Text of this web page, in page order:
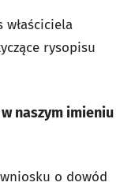
rysopisu
naszym imieniu
o dowód